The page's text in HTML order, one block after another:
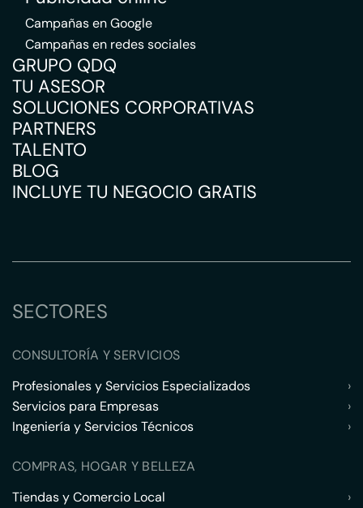
Campañas en Google
Campañas en redes sociales
GRUPO QDQ
TU ASESOR
SOLUCIONES CORPORATIVAS
PARTNERS
TALENTO
BLOG
INCLUYE TU NEGOCIO GRATIS
SECTORES
CONSULTORÍA Y SERVICIOS
Profesionales y Servicios Especializados
›
Servicios para Empresas
›
Ingeniería y Servicios Técnicos
›
COMPRAS, HOGAR Y BELLEZA
Tiendas y Comercio Local
›